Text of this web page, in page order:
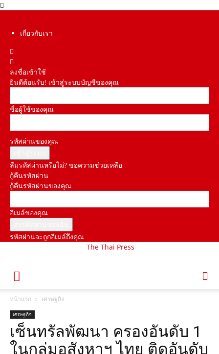
เกี่ยวกับเรา
ลงชื่อเข้าใช้
ยินดีต้อนรับ! เข้าสู่ระบบบัญชีของคุณ
ชื่อผู้ใช้ของคุณ
รหัสผ่านของคุณ
ลืมรหัสผ่านหรือไม่? ขอความช่วยเหลือ
กู้คืนรหัสผ่าน
กู้คืนรหัสผ่านของคุณ
อีเมล์ของคุณ
รหัสผ่านจะถูกอีเมล์ถึงคุณ
The Thai Press
หน้าแรก เศรษฐกิจ
เศรษฐกิจ
เซ็นทรัลพัฒนา ครองอันดับ 1
ในกลุ่มอสังหาฯ ไทย ติดอันดับ